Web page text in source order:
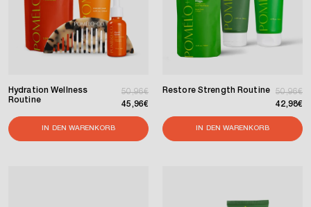
Hydration Wellness
Routine
Normaler Preis
50,96€
Verkaufspreis
45,96€
IN DEN WARENKORB
Restore Strength Routine 50,96€
42,98€
IN DEN WARENKORB